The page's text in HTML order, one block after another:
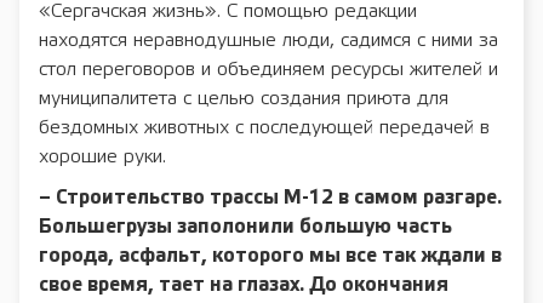
«Сергачская жизнь». С помощью редакции
находятся неравнодушные люди, садимся с ними за
стол переговоров и объединяем ресурсы жителей и
муниципалитета с целью создания приюта для
бездомных животных с последующей передачей в
хорошие руки.
– Строительство трассы М-12 в самом разгаре.
Большегрузы заполонили большую часть
города, асфальт, которого мы все так ждали в
свое время, тает на глазах. До окончания